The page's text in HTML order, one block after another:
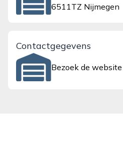
6511TZ Nijmegen
Contactgegevens
Bezoek de website